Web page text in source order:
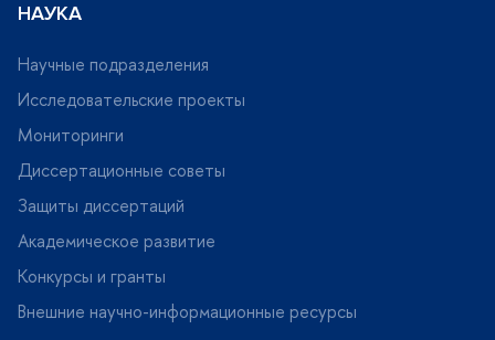
НАУКА
Научные подразделения
Исследовательские проекты
Мониторинги
Диссертационные советы
Защиты диссертаций
Академическое развитие
Конкурсы и гранты
нешние научно-информационные ресурсы